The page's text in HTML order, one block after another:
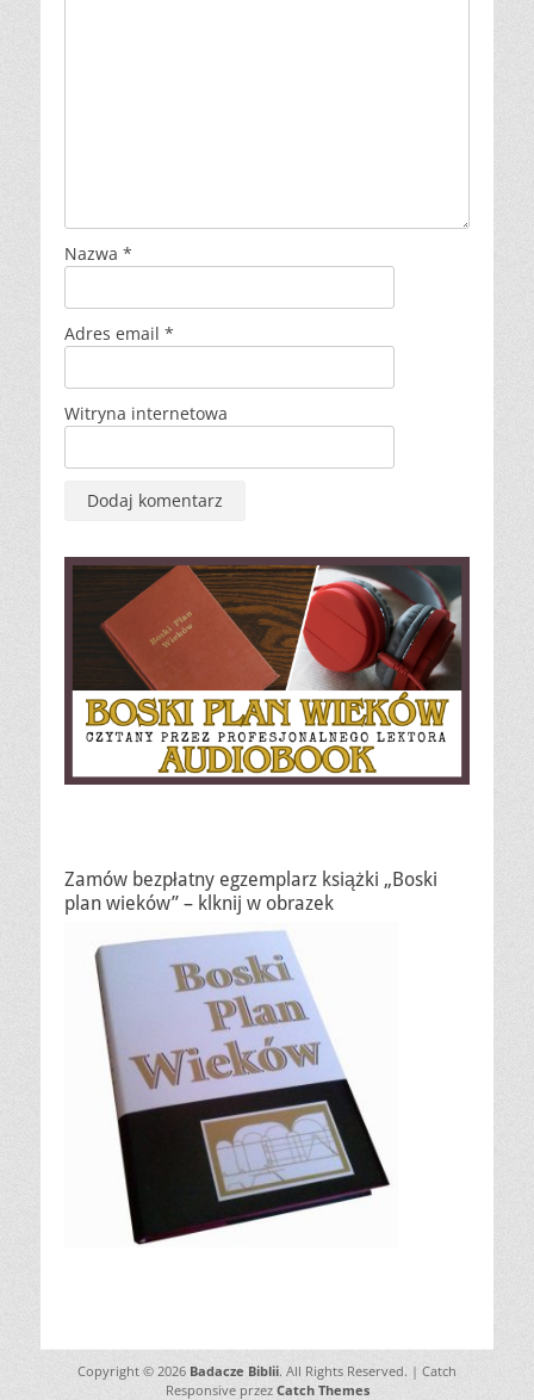
Nazwa *
Adres email *
Witryna internetowa
Zamów bezpłatny egzemplarz książki „Boski
plan wieków” – klknij w obrazek
Copyright © 2026 Badacze Biblii. All Rights Reserved. | Catch
Responsive przez Catch Themes